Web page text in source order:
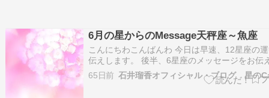
6月の星からのMessage天秤座～魚座
こんにちわこんばんわ 今日は早速、12星座の
伝えします。 後半、6星座のメッセージをお伝
す ５月の星からのMessage 天秤座９月23日～
日 総合運 同じ風のエレメンツの双子座には太
65日前 石井瑠香オフィシャル・ブログ 星の